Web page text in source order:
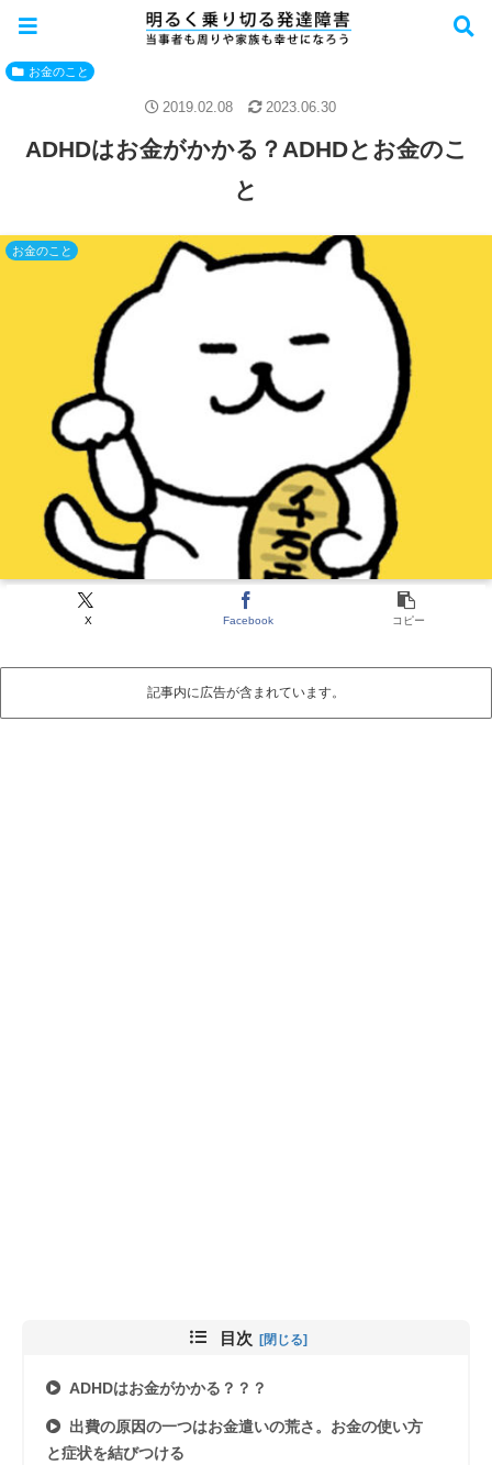
お金のこと
ADHDはお金がかかる？ADHDとお金のこ
と
お金のこと
X Facebook コピー
2019.02.08 2023.06.30
記事内に広告が含まれています。
目次
ADHDはお金がかかる？？？
出費の原因の一つはお金遣いの荒さ。お金の使い方
と症状を結びつける